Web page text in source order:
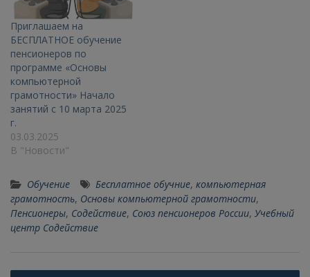
Приглашаем на
БЕСПЛАТНОЕ обучение
пенсионеров по
программе «Основы
компьютерной
грамотности» Начало
занятий с 10 марта 2025
г.
03.03.2025
В "Новости"
Обучение Бесплатное обучние, компьютерная
грамотность, Основы компьютерной грамотности,
Пенсионеры, Содействие, Союз пенсионеров России, Учебный
центр Содействие